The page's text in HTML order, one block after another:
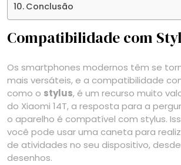
Conclusão
Compatibilidade com
Os smartphones modernos têm se
mais versáteis, e a compatibilidade
como o stylus, é um recurso muito
do Xiaomi 14T, a resposta para a
o aparelho é compatível com stylus.
você pode usar uma caneta para
de atividades no seu dispositivo,
desenhos.